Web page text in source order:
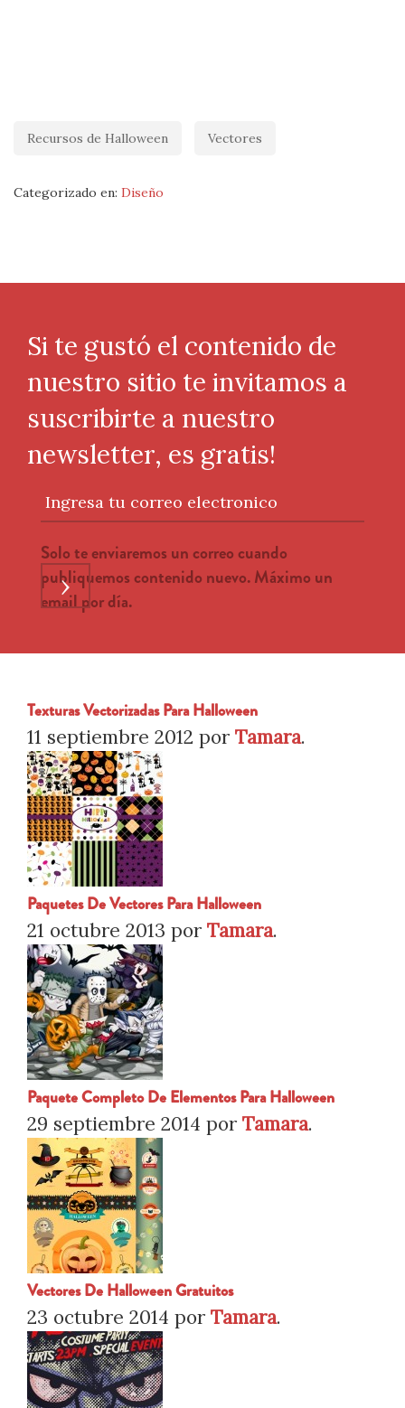
Recursos de Halloween Vectores
Categorizado en: Diseño
Si te gustó el contenido de
nuestro sitio te invitamos a
suscribirte a nuestro
newsletter, es gratis!
Ingresa tu correo electronico
Solo te enviaremos un correo cuando
publiquemos contenido nuevo. Máximo un
email por día.
›
Texturas Vectorizadas Para Halloween
11 septiembre 2012 por Tamara.
Paquetes De Vectores Para Halloween
21 octubre 2013 por Tamara.
Paquete Completo De Elementos Para Halloween
29 septiembre 2014 por Tamara.
Vectores De Halloween Gratuitos
23 octubre 2014 por Tamara.